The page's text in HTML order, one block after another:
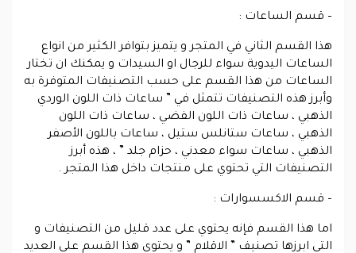
– قسم الساعات :
هذا القسم الثاني في المتجر و يتميز بتوافر الكثير من انواع
الساعات اليدوية سواء للرجال او السيدات و يمكنك ان تختار
الساعات من هذا القسم على حسب التصنيفات المتوفرة به
وأبرز هذه التصنيفات تتمثل في ” ساعات ذات اللون الوردي
الذهبي ، ساعات ذات اللون الفضي ، ساعات ذات اللون
الذهبي ، ساعات ستانلس ستيل ، ساعات باللون الأصفر
الذهبي ، ساعات سواء معدني ، حزام جلد ” ، هذه أبرز
التصنيفات التي تحتوي على منتجات داخل هذا المتجر .
– قسم الاكسسوارات :
اما هذا القسم فإنه يحتوي على عدد قليل من التصنيفات و
التي ابرزها تصنيف ” الاقلام ” و يحتوي هذا القسم على العديد